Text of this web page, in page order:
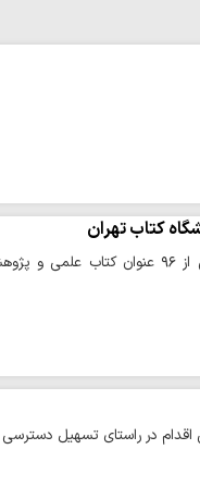
حوزه/ مدیر انتشارات حوزه علمیه خراسان، از مشارکت فعال این
اقدام در راستای تسهیل